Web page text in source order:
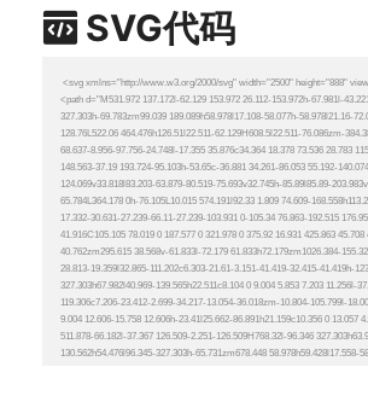
SVG代码